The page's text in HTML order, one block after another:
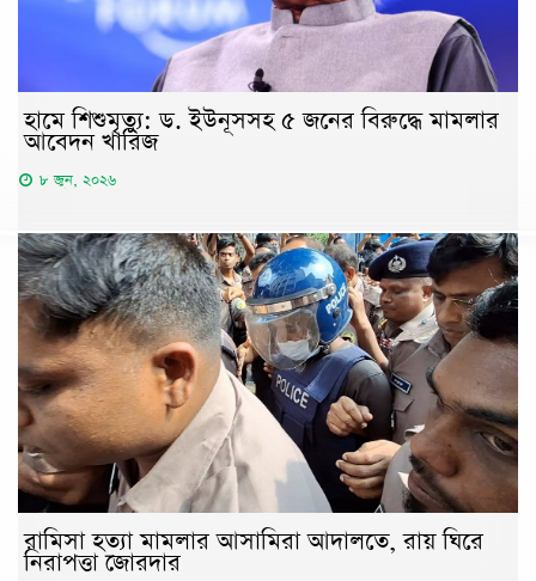
হামে শিশুমৃত্যু: ড. ইউনূসসহ ৫ জনের বিরুদ্ধে মামলার
আবেদন খারিজ
৮ জুন, ২০২৬
রামিসা হত্যা মামলার আসামিরা আদালতে, রায় ঘিরে
নিরাপত্তা জোরদার